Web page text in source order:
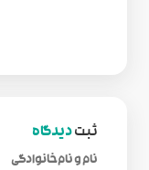
ثبتدیدگاه
نام و نام‌خانوادگی